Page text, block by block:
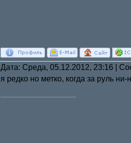
Дата: Среда, 05.12.2012, 23:16 |
я редко но метко, когда за руль